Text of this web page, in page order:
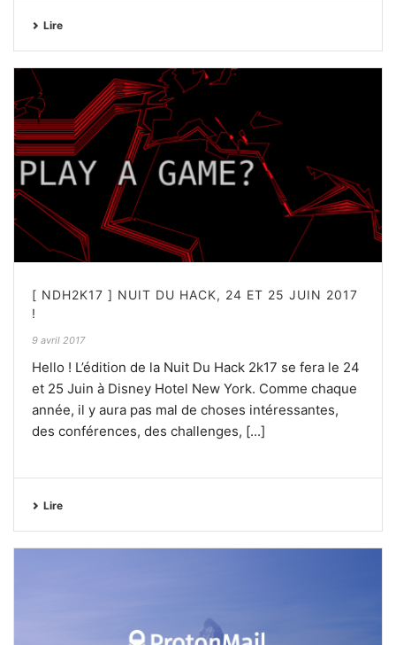
Lire
[ NDH2K17 ] NUIT DU HACK, 24 ET 25 JUIN 2017
!
9 avril 2017
Hello ! L’édition de la Nuit Du Hack 2k17 se fera le 24
et 25 Juin à Disney Hotel New York. Comme chaque
année, il y aura pas mal de choses intéressantes,
des conférences, des challenges, [...]
Lire